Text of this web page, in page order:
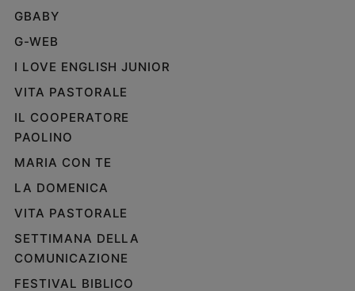
Tv
streaming
Libri
Famiglia
educazione
Genitori
e
Scuola
GBABY
G-WEB
I LOVE ENGLISH JUNIOR
VITA PASTORALE
IL COOPERATORE
PAOLINO
MARIA CON TE
LA DOMENICA
VITA PASTORALE
SETTIMANA DELLA
COMUNICAZIONE
FESTIVAL BIBLICO